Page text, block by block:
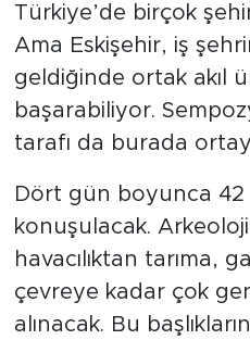
Türkiye’de birçok
Ama Eskişehir, iş
geldiğinde ortak akıl
başarabiliyor.
tarafı da burada
Dört gün boyunca 42
konuşulacak.
havacılıktan tarıma,
çevreye kadar çok
alınacak. Bu